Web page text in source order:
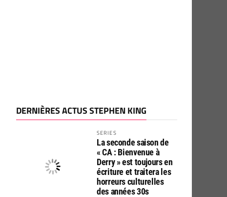
DERNIÈRES ACTUS STEPHEN KING
SERIES
La seconde saison de
« CA : Bienvenue à
Derry » est toujours en
écriture et traitera les
horreurs culturelles
des années 30s